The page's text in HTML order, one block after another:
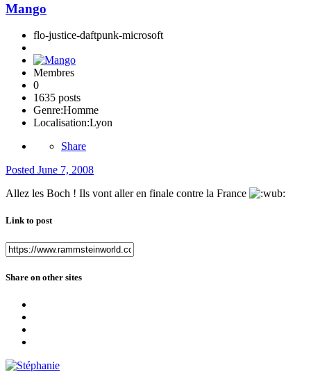
Mango
flo-justice-daftpunk-microsoft
Membres
0
1635 posts
Genre:Homme
Localisation:Lyon
Share
Posted June 7, 2008
Allez les Boch ! Ils vont aller en finale contre la France
Link to post
Share on other sites